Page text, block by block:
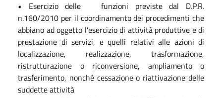
• Esercizio delle funzioni previste dal D.P.R.
n.160/2010 per il coordinamento dei procedimenti che
abbiano ad oggetto l’esercizio di attività produttive e di
prestazione di servizi, e quelli relativi alle azioni di
localizzazione, realizzazione, trasformazione,
ristrutturazione o riconversione, ampliamento o
trasferimento, nonché cessazione o riattivazione delle
suddette attività